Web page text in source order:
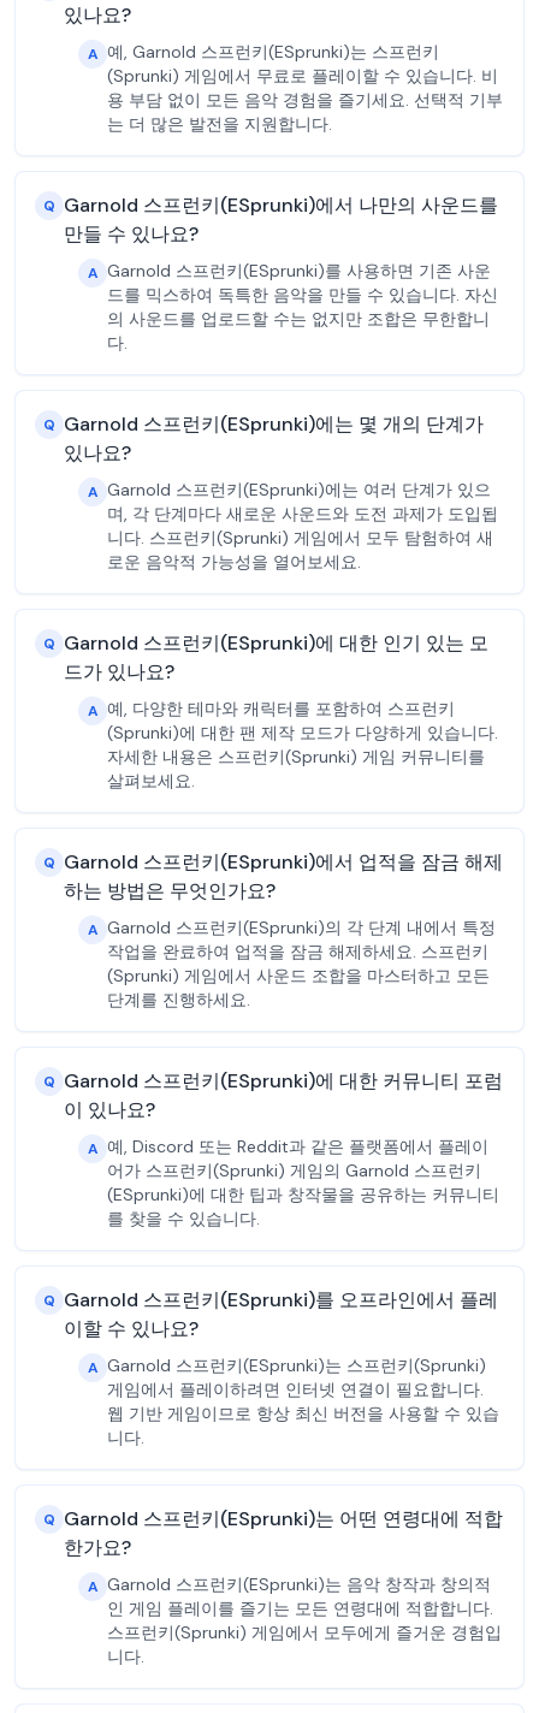
있나요?
A 예, Garnold 스프런키(ESprunki)는 스프런키
(Sprunki) 게임에서 무료로 플레이할 수 있습니다. 비
용 부담 없이 모든 음악 경험을 즐기세요. 선택적 기부
는 더 많은 발전을 지원합니다.
Q Garnold 스프런키(ESprunki)에서 나만의 사운드를
만들 수 있나요?
A Garnold 스프런키(ESprunki)를 사용하면 기존 사운
드를 믹스하여 독특한 음악을 만들 수 있습니다. 자신
의 사운드를 업로드할 수는 없지만 조합은 무한합니
다.
Q Garnold 스프런키(ESprunki)에는 몇 개의 단계가
있나요?
A Garnold 스프런키(ESprunki)에는 여러 단계가 있으
며, 각 단계마다 새로운 사운드와 도전 과제가 도입됩
니다. 스프런키(Sprunki) 게임에서 모두 탐험하여 새
로운 음악적 가능성을 열어보세요.
Q Garnold 스프런키(ESprunki)에 대한 인기 있는 모
드가 있나요?
A 예, 다양한 테마와 캐릭터를 포함하여 스프런키
(Sprunki)에 대한 팬 제작 모드가 다양하게 있습니다.
자세한 내용은 스프런키(Sprunki) 게임 커뮤니티를
살펴보세요.
Q Garnold 스프런키(ESprunki)에서 업적을 잠금 해제
하는 방법은 무엇인가요?
A Garnold 스프런키(ESprunki)의 각 단계 내에서 특정
작업을 완료하여 업적을 잠금 해제하세요. 스프런키
(Sprunki) 게임에서 사운드 조합을 마스터하고 모든
단계를 진행하세요.
Q Garnold 스프런키(ESprunki)에 대한 커뮤니티 포럼
이 있나요?
A 예, Discord 또는 Reddit과 같은 플랫폼에서 플레이
어가 스프런키(Sprunki) 게임의 Garnold 스프런키
(ESprunki)에 대한 팁과 창작물을 공유하는 커뮤니티
를 찾을 수 있습니다.
Q Garnold 스프런키(ESprunki)를 오프라인에서 플레
이할 수 있나요?
A Garnold 스프런키(ESprunki)는 스프런키(Sprunki)
게임에서 플레이하려면 인터넷 연결이 필요합니다.
웹 기반 게임이므로 항상 최신 버전을 사용할 수 있습
니다.
Q Garnold 스프런키(ESprunki)는 어떤 연령대에 적합
한가요?
A Garnold 스프런키(ESprunki)는 음악 창작과 창의적
인 게임 플레이를 즐기는 모든 연령대에 적합합니다.
스프런키(Sprunki) 게임에서 모두에게 즐거운 경험입
니다.